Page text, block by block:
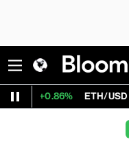
ETH/USD 1,919.368